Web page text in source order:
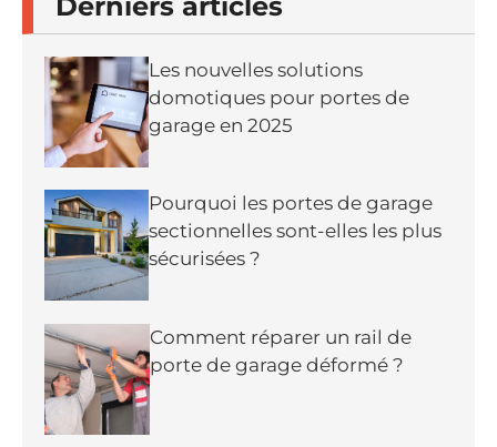
Les nouvelles solutions
domotiques pour portes de
garage en 2025
Pourquoi les portes de garage
sectionnelles sont-elles les plus
sécurisées ?
Comment réparer un rail de
porte de garage déformé ?